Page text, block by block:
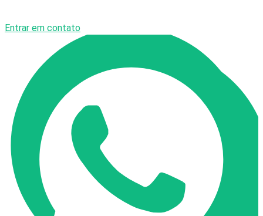
Entrar em contato